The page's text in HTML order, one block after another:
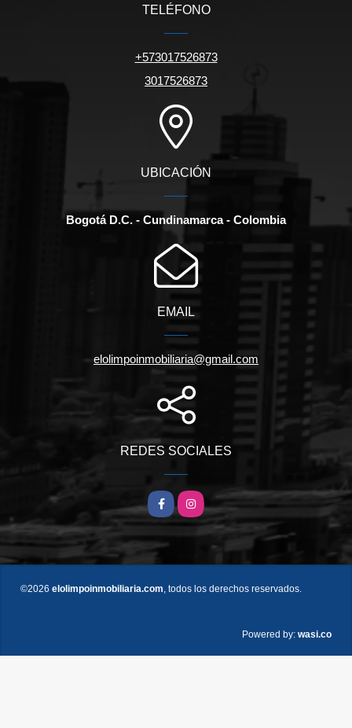
TELÉFONO
+573017526873
3017526873
UBICACIÓN
Bogotá D.C. - Cundinamarca - Colombia
EMAIL
elolimpoinmobiliaria@gmail.com
REDES SOCIALES
FacebookInstagram
©2026 elolimpoinmobiliaria.com, todos los derechos reservados.
Powered by: wasi.co